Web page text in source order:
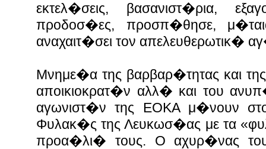
εκτελ�σεις, βασανιστ�ρια,
προδοσ�ες, προσπ�θησε,
αναχαιτ�σει τον απελευθερωτικ�
Μνημε�α της βαρβαρ�τητας και
αποικιοκρατ�ν αλλ� και του
αγωνιστ�ν της ΕΟΚΑ μ�νουν
Φυλακ�ς της Λευκωσ�ας με τα
προα�λι� τους. Ο αχυρ�νας